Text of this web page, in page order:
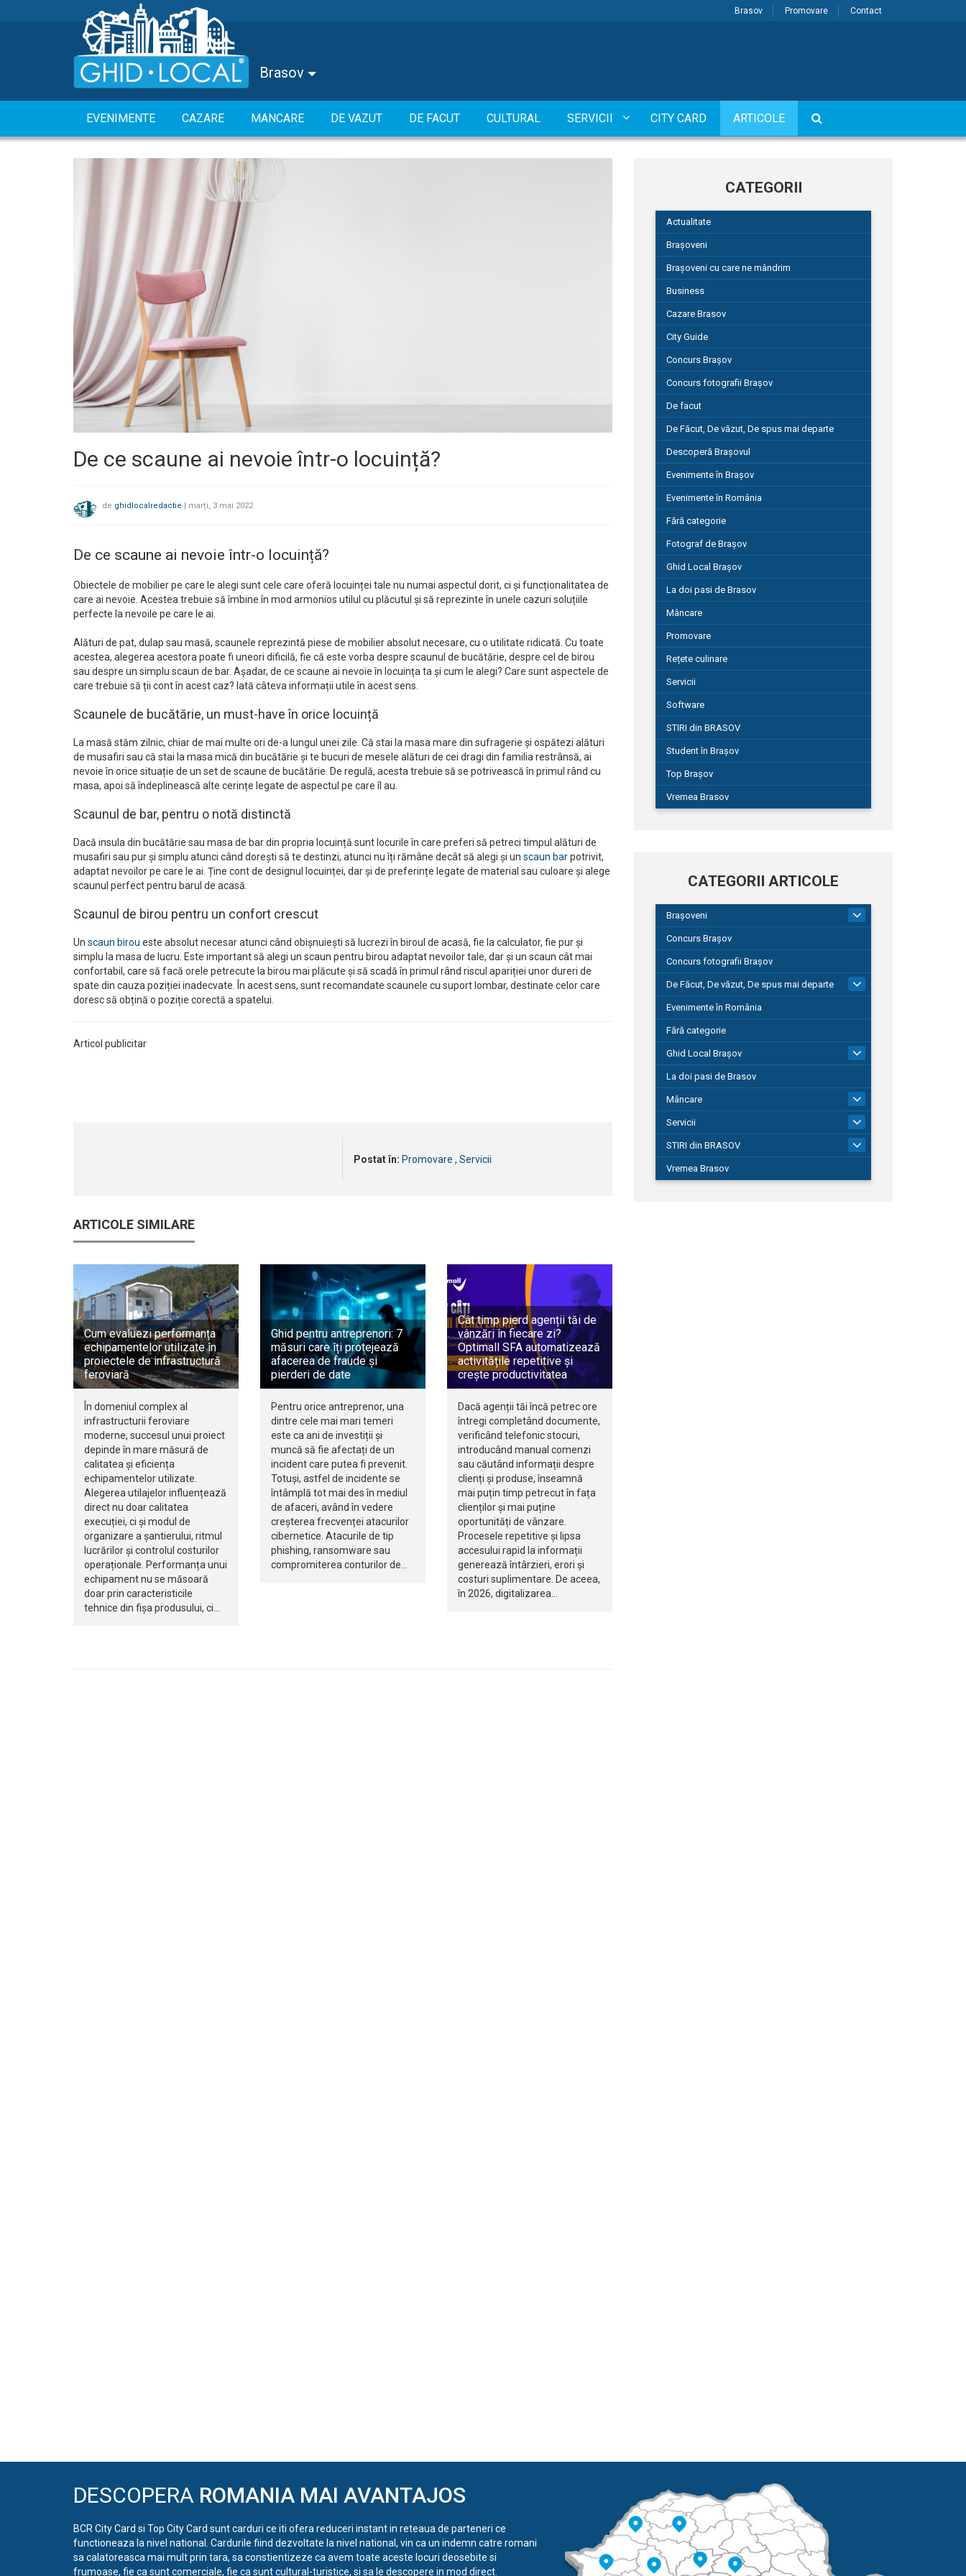
Brasov Promovare Contact
Brasov
EVENIMENTE CAZARE MANCARE DE VAZUT DE FACUT CULTURAL SERVICII CITY CARD ARTICOLE
De ce scaune ai nevoie într-o locuință?
de ghidlocalredactie | marți, 3 mai 2022
De ce scaune ai nevoie într-o locuință?
Obiectele de mobilier pe care le alegi sunt cele care oferă locuinței tale nu numai aspectul dorit, ci și funcționalitatea de
care ai nevoie. Acestea trebuie să îmbine în mod armonios utilul cu plăcutul și să reprezinte în unele cazuri soluțiile
perfecte la nevoile pe care le ai.
Alături de pat, dulap sau masă, scaunele reprezintă piese de mobilier absolut necesare, cu o utilitate ridicată. Cu toate
acestea, alegerea acestora poate fi uneori dificilă, fie că este vorba despre scaunul de bucătărie, despre cel de birou
sau despre un simplu scaun de bar. Așadar, de ce scaune ai nevoie în locuința ta și cum le alegi? Care sunt aspectele de
care trebuie să ții cont în acest caz? Iată câteva informații utile în acest sens.
Scaunele de bucătărie, un must-have în orice locuință
La masă stăm zilnic, chiar de mai multe ori de-a lungul unei zile. Că stai la masa mare din sufragerie și ospătezi alături
de musafiri sau că stai la masa mică din bucătărie și te bucuri de mesele alături de cei dragi din familia restrânsă, ai
nevoie în orice situație de un set de scaune de bucătărie. De regulă, acesta trebuie să se potrivească în primul rând cu
masa, apoi să îndeplinească alte cerințe legate de aspectul pe care îl au.
Scaunul de bar, pentru o notă distinctă
Dacă insula din bucătărie sau masa de bar din propria locuință sunt locurile în care preferi să petreci timpul alături de
musafiri sau pur și simplu atunci când dorești să te destinzi, atunci nu îți rămâne decât să alegi și un scaun barpotrivit,
adaptat nevoilor pe care le ai. Ține cont de designul locuinței, dar și de preferințe legate de material sau culoare și alege
scaunul perfect pentru barul de acasă.
Scaunul de birou pentru un confort crescut
Un scaun birou este absolut necesar atunci când obișnuiești să lucrezi în biroul de acasă, fie la calculator, fie pur și
simplu la masa de lucru. Este important să alegi un scaun pentru birou adaptat nevoilor tale, dar și un scaun cât mai
confortabil, care să facă orele petrecute la birou mai plăcute și să scadă în primul rând riscul apariției unor dureri de
spate din cauza poziției inadecvate. În acest sens, sunt recomandate scaunele cu suport lombar, destinate celor care
doresc să obțină o poziție corectă a spatelui.
Articol publicitar
Postat în: Promovare , Servicii
ARTICOLE SIMILARE
Cum evaluezi performanța
echipamentelor utilizate în
proiectele de infrastructură
feroviară
În domeniul complex al
infrastructurii feroviare
moderne, succesul unui proiect
depinde în mare măsură de
calitatea și eficiența
echipamentelor utilizate.
Alegerea utilajelor influențează
direct nu doar calitatea
execuției, ci și modul de
organizare a șantierului, ritmul
lucrărilor și controlul costurilor
operaționale. Performanța unui
echipament nu se măsoară
doar prin caracteristicile
tehnice din fișa produsului, ci…
Ghid pentru antreprenori: 7
măsuri care îți protejează
afacerea de fraude și
pierderi de date
Pentru orice antreprenor, una
dintre cele mai mari temeri
este ca ani de investiții și
muncă să fie afectați de un
incident care putea fi prevenit.
Totuși, astfel de incidente se
întâmplă tot mai des în mediul
de afaceri, având în vedere
creșterea frecvenței atacurilor
cibernetice. Atacurile de tip
phishing, ransomware sau
compromiterea conturilor de…
Cât timp pierd agenții tăi de
vânzări în fiecare zi?
Optimall SFA automatizează
activitățile repetitive și
crește productivitatea
Dacă agenții tăi încă petrec ore
întregi completând documente,
verificând telefonic stocuri,
introducând manual comenzi
sau căutând informații despre
clienți și produse, înseamnă
mai puțin timp petrecut în fața
clienților și mai puține
oportunități de vânzare.
Procesele repetitive și lipsa
accesului rapid la informații
generează întârzieri, erori și
costuri suplimentare. De aceea,
în 2026, digitalizarea…
CATEGORII
Actualitate
Brașoveni
Brașoveni cu care ne mândrim
Business
Cazare Brasov
City Guide
Concurs Brașov
Concurs fotografii Brașov
De facut
De Făcut, De văzut, De spus mai departe
Descoperă Brașovul
Evenimente în Brașov
Evenimente în România
Fără categorie
Fotograf de Brașov
Ghid Local Brașov
La doi pasi de Brasov
Mâncare
Promovare
Rețete culinare
Servicii
Software
STIRI din BRASOV
Student în Brașov
Top Brașov
Vremea Brasov
CATEGORII ARTICOLE
Brașoveni
Concurs Brașov
Concurs fotografii Brașov
De Făcut, De văzut, De spus mai departe
149
Evenimente în România
Fără categorie
Ghid Local Brașov
La doi pasi de Brasov
Mâncare
Servicii
STIRI din BRASOV
194
Vremea Brasov
DESCOPERA ROMANIA MAI AVANTAJOS
BCR City Card si Top City Card sunt carduri ce iti ofera reduceri instant in reteaua de parteneri ce
functioneaza la nivel national. Cardurile fiind dezvoltate la nivel national, vin ca un indemn catre romani
sa calatoreasca mai mult prin tara, sa constientizeze ca avem toate aceste locuri deosebite si
frumoase, fie ca sunt comerciale, fie ca sunt cultural-turistice, si sa le descopere in mod direct.